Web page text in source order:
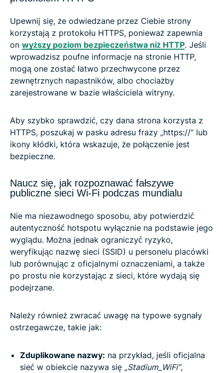
Upewnij się, że odwiedzane przez Ciebie strony
korzystają z protokołu HTTPS, ponieważ zapewnia
on wyższy poziom bezpieczeństwa niż HTTP. Jeśli
wprowadzisz poufne informacje na stronie HTTP,
mogą one zostać łatwo przechwycone przez
zewnętrznych napastników, albo chociażby
zarejestrowane w bazie właściciela witryny.
Aby szybko sprawdzić, czy dana strona korzysta z
HTTPS, poszukaj w pasku adresu frazy „https://” lub
ikony kłódki, która wskazuje, że połączenie jest
bezpieczne.
Naucz się, jak rozpoznawać fałszywe
publiczne sieci Wi-Fi podczas mundialu
Nie ma niezawodnego sposobu, aby potwierdzić
autentyczność hotspotu wyłącznie na podstawie jego
wyglądu. Można jednak ograniczyć ryzyko,
weryfikując nazwę sieci (SSID) u personelu placówki
lub porównując z oficjalnymi oznaczeniami, a także
po prostu nie korzystając z sieci, które wydają się
podejrzane.
Należy również zwracać uwagę na typowe sygnały
ostrzegawcze, takie jak:
Zduplikowane nazwy: na przykład, jeśli oficjalna
sieć w obiekcie nazywa się „Stadium_WiFi”,